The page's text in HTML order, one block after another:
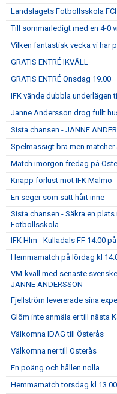
Landslagets Fotbollsskola
Till sommarledigt med en 4-0
Vilken fantastisk vecka vi har
GRATIS ENTRÉ IKVÄLL
GRATIS ENTRÉ Onsdag 19.00
IFK vände dubbla underlägen
Janne Andersson drog fullt
Sista chansen - JANNE
Spelmässigt bra men
Match imorgon fredag på
Knapp förlust mot IFK Malmö
En seger som satt hårt inne
Sista chansen - Säkra en
Fotbollsskola
IFK Hlm - Kulladals FF 14.00
Hemmamatch på lördag kl
VM-kväll med senaste
JANNE ANDERSSON
Fjellström levererade sina
Glöm inte anmäla er till nästa
Välkomna IDAG till Österås
Välkomna ner till Österås
En poäng och hållen nolla
Hemmamatch torsdag kl 13.00